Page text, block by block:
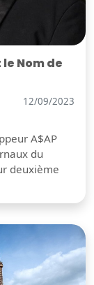
Nom de
12/09/2023
A$AP
du
deuxième